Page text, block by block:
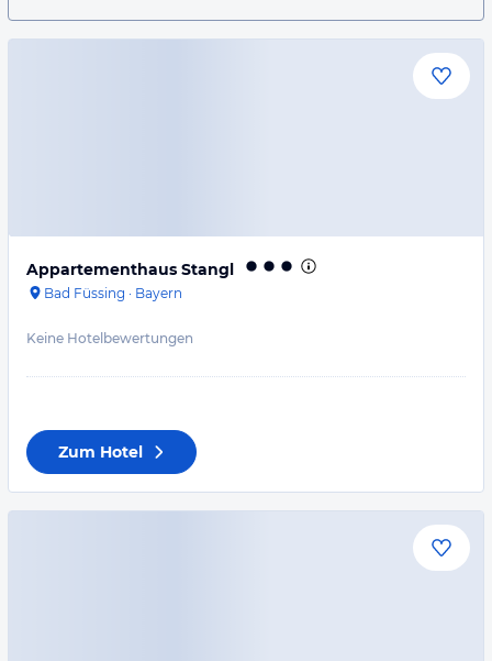
Appartementhaus Stangl
Bad Füssing · Bayern
Keine Hotelbewertungen
Zum Hotel